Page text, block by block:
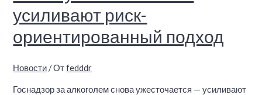
усиливают риск-
ориентированный подход
Новости/ Отfedddr
Госнадзор за алкоголем снова ужесточается — усиливают